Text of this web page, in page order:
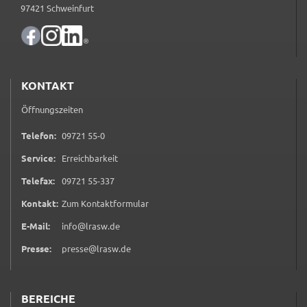
97421 Schweinfurt
KONTAKT
Öffnungszeiten
Telefon: 09721 55-00 9 7 2 1 5 5 0
Service: Erreichbarkeit
Telefax: 09721 55-3370 9 7 2 1 5 5 3 3 7
Kontakt: Zum Kontaktformular(öffnet in neuem Tab)
E-Mail:
info@lrasw.de
Presse:
presse@lrasw.de
BEREICHE
Zweck:
Cookie Laufzeit:
Landratsamt Schweinfurt
Zweck:
Anonyme Klickzählung
Cookie Laufzeit: